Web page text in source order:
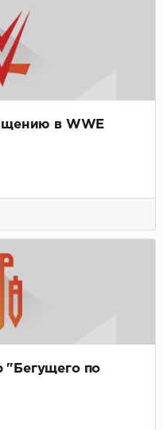
в WWE
"Бегущего по